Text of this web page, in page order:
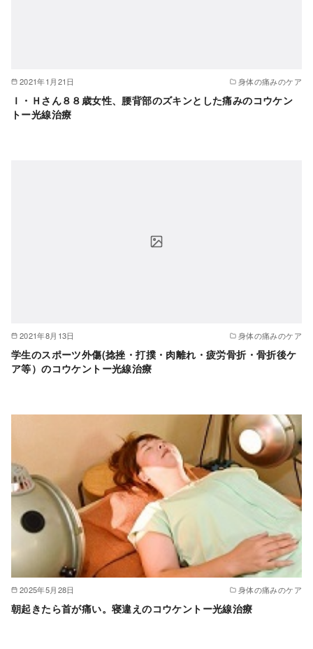
2021年1月21日 身体の痛みのケア
Ｉ・Ｈさん８８歳女性、腰背部のズキンとした痛みのコウケン
トー光線治療
2021年8月13日 身体の痛みのケア
学生のスポーツ外傷(捻挫・打撲・肉離れ・疲労骨折・骨折後ケ
ア等）のコウケントー光線治療
2025年5月28日 身体の痛みのケア
朝起きたら首が痛い。寝違えのコウケントー光線治療